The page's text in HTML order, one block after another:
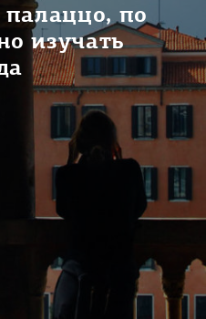
палаццо, по
изучать